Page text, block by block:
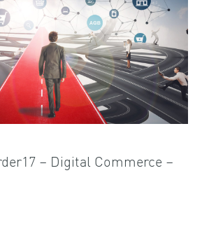
– Digital Commerce –